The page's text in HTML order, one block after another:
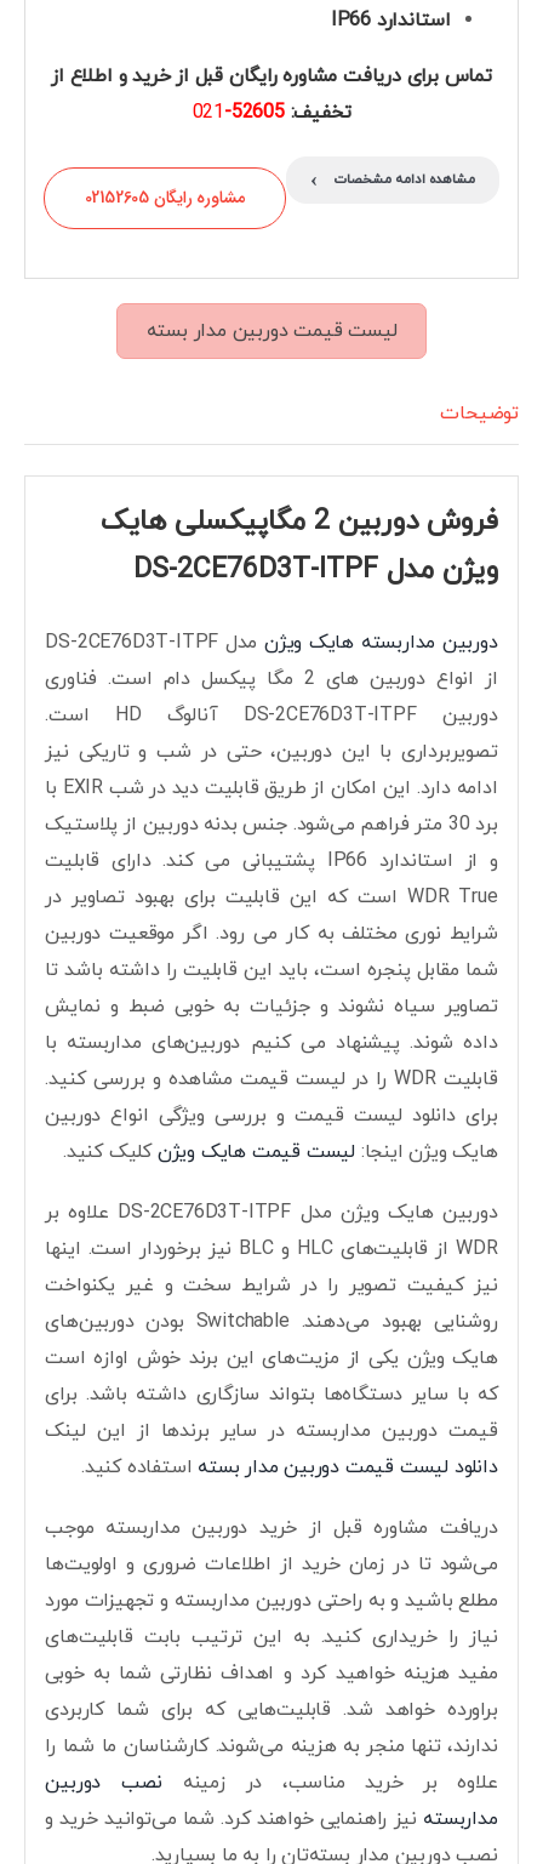
استاندارد IP66
تماس برای دریافت مشاوره رایگان قبل از خرید و اطلاع از
تخفیف: 52605-
021
مشاهده ادامه مشخصات ›
مشاوره رایگان 02152605
لیست قیمت دوربین مدار بسته
توضیحات
فروش دوربین 2 مگاپیکسلی هایک
ویژن مدل DS-2CE76D3T-ITPF
دوربین مداربسته هایک ویژن
مدل DS-2CE76D3T-ITPF
از انواع دوربین های 2 مگا پیکسل دام است. فناوری
دوربین DS-2CE76D3T-ITPF آنالوگ HD است.
تصویربرداری با این دوربین، حتی در شب و تاریکی نیز
ادامه دارد. این امکان از طریق قابلیت دید در شب EXIR با
برد 30 متر فراهم می‌شود. جنس بدنه دوربین از پلاستیک
و از استاندارد IP66 پشتیبانی می کند. دارای قابلیت
WDR True است که این قابلیت برای بهبود تصاویر در
شرایط نوری مختلف به کار می رود. اگر موقعیت دوربین
شما مقابل پنجره است، باید این قابلیت را داشته باشد تا
تصاویر سیاه نشوند و جزئیات به خوبی ضبط و نمایش
داده شوند. پیشنهاد می کنیم دوربین‌های مداربسته با
قابلیت WDR را در لیست قیمت مشاهده و بررسی کنید.
برای دانلود لیست قیمت و بررسی ویژگی انواع دوربین
هایک ویژن اینجا: لیست قیمت هایک ویژنکلیک کنید.
دوربین هایک ویژن مدل DS-2CE76D3T-ITPF علاوه بر
WDR از قابلیت‌های HLC و BLC نیز برخوردار است. اینها
نیز کیفیت تصویر را در شرایط سخت و غیر یکنواخت
روشنایی بهبود می‌دهند. Switchable بودن دوربین‌های
هایک ویژن یکی از مزیت‌های این برند خوش اوازه است
که با سایر دستگاه‌ها بتواند سازگاری داشته باشد. برای
قیمت دوربین مداربسته در سایر برندها از این لینک
دانلود لیست قیمت دوربین مدار بسته استفاده کنید.
دریافت مشاوره قبل از خرید دوربین مداربسته موجب
می‌شود تا در زمان خرید از اطلاعات ضروری و اولویت‌ها
مطلع باشید و به راحتی دوربین مداربسته و تجهیزات مورد
نیاز را خریداری کنید. به این ترتیب بابت قابلیت‌های
مفید هزینه خواهید کرد و اهداف نظارتی شما به خوبی
براورده خواهد شد. قابلیت‌هایی که برای شما کاربردی
ندارند، تنها منجر به هزینه می‌شوند. کارشناسان ما شما را
علاوه بر خرید مناسب، در زمینه نصب دوربین
مداربسته نیز راهنمایی خواهند کرد. شما می‌توانید خرید و
نصب دوربین مدار بسته‌تان را به ما بسپارید.